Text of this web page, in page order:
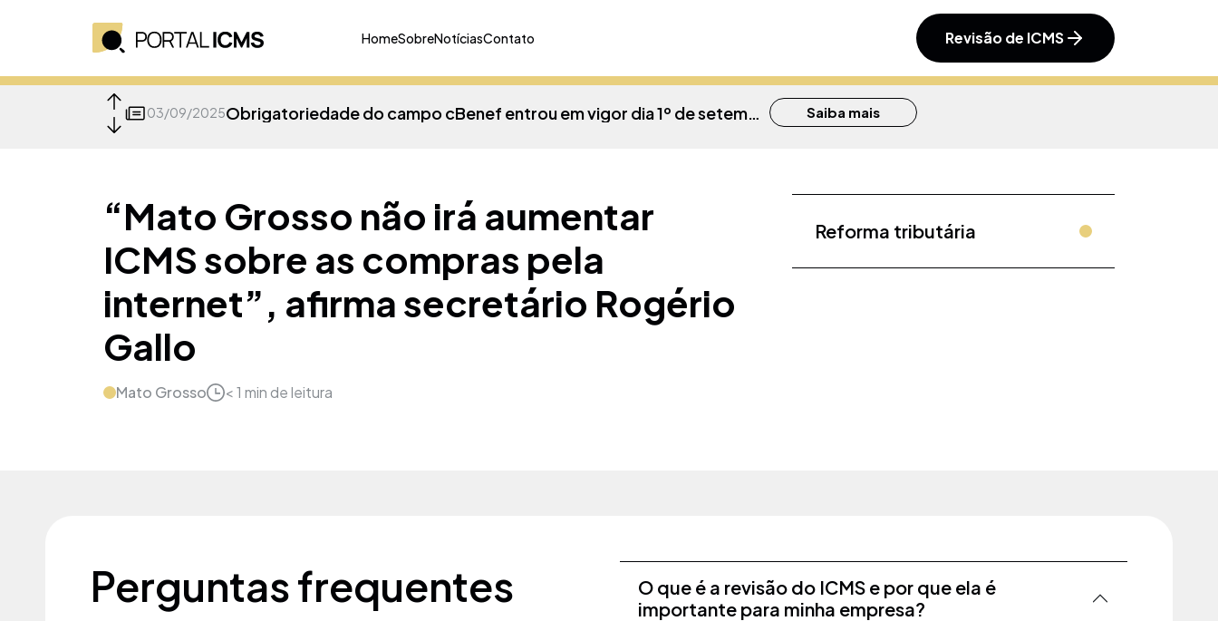
HomeSobreNotíciasContato Revisão de ICMS
03/09/2025 Saiba mais
14/04/2025
07/04/2025
“Mato Grosso não irá aumentar
ICMS sobre as compras pela
internet”, afirma secretário Rogério
Gallo
Mato Grosso < 1 min de leitura
Reforma tributária
Perguntas frequentes
O que é a revisão do ICMS e por que ela é
importante para minha empresa?